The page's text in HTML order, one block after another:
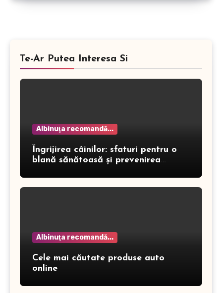
Te-Ar Putea Interesa Si
Albinuţa recomandă...
Îngrijirea câinilor: sfaturi pentru o
blană sănătoasă și prevenirea
Albinuţa recomandă...
Cele mai căutate produse auto
online